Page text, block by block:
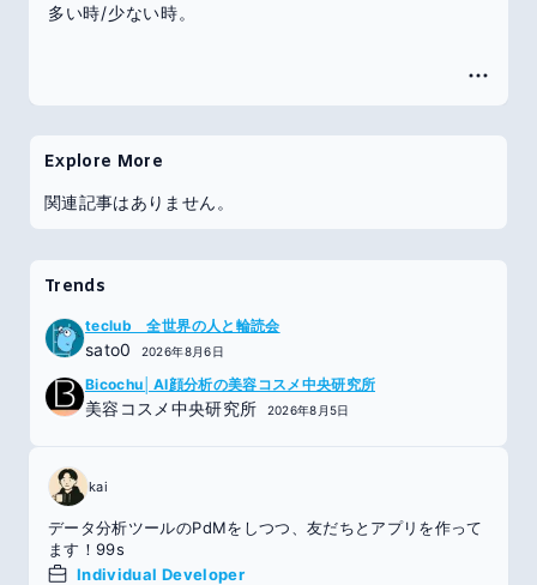
多い時/少ない時。
Explore More
関連記事はありません。
Trends
teclub 全世界の人と輪読会
sato0 2026年8月6日
Bicochu│AI顔分析の美容コスメ中央研究所
美容コスメ中央研究所 2026年8月5日
kai
データ分析ツールのPdMをしつつ、友だちとアプリを作って
ます！99s
Individual Developer